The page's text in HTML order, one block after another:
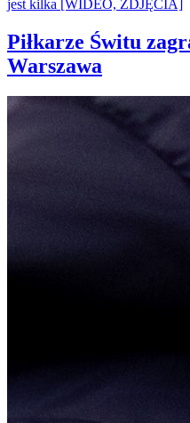
Piłkarze Świtu
Warszawa